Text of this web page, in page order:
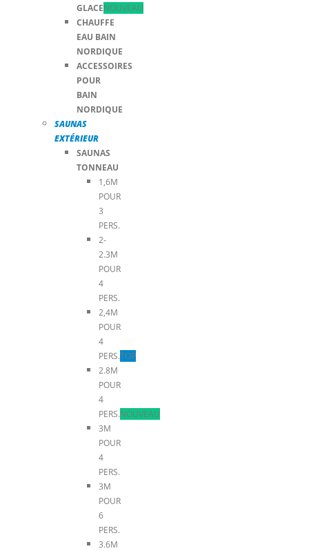
GLACENOUVEAU
CHAUFFE
EAU BAIN
NORDIQUE
ACCESSOIRES
POUR
BAIN
NORDIQUE
SAUNAS
EXTÉRIEUR
SAUNAS
TONNEAU
1,6M
POUR
3
PERS.
2-
2.3M
POUR
4
PERS.
2,4M
POUR
4
PERS.TOP
2.8M
POUR
4
PERS.NOUVEAU
3M
POUR
4
PERS.
3M
POUR
6
PERS.
3.6M